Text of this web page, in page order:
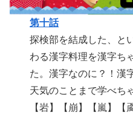
第十話
探検部を結成した、と
わる漢字料理を漢字ち
た。漢字なのに？！漢
天気のことまで学べち
【岩】【崩】【嵐】【